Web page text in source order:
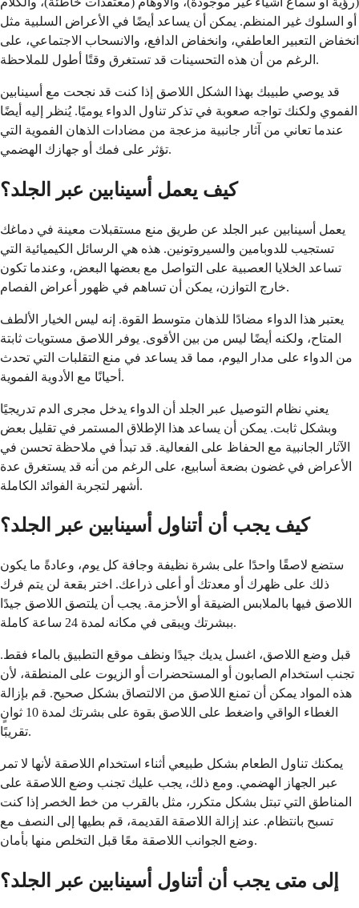
أو السلوك غير المنظم. يمكن أن يساعد أيضًا في الأعراض السلبية مثل
انخفاض التعبير العاطفي، وانخفاض الدافع، والانسحاب الاجتماعي، على
الرغم من أن هذه التحسينات قد تستغرق وقتًا أطول للملاحظة.
قد يوصي طبيبك بهذا الشكل اللاصق إذا كنت قد نجحت مع أسينابين
الفموي ولكنك تواجه صعوبة في تذكر تناول الدواء يوميًا. يُنظر إليه أيضًا
عندما تعاني من آثار جانبية مزعجة من مضادات الذهان الفموية التي
تؤثر على فمك أو جهازك الهضمي.
كيف يعمل أسينابين عبر الجلد؟
يعمل أسينابين عبر الجلد عن طريق منع مستقبلات معينة في دماغك
تستجيب للدوبامين والسيروتونين. هذه هي الرسائل الكيميائية التي
تساعد الخلايا العصبية على التواصل مع بعضها البعض، وعندما تكون
خارج التوازن، يمكن أن تساهم في ظهور أعراض الفصام.
يعتبر هذا الدواء مضادًا للذهان متوسط ​​القوة. إنه ليس الخيار الألطف
المتاح، ولكنه أيضًا ليس من بين الأقوى. يوفر اللاصق مستويات ثابتة
من الدواء على مدار اليوم، مما قد يساعد في منع التقلبات التي تحدث
أحيانًا مع الأدوية الفموية.
يعني نظام التوصيل عبر الجلد أن الدواء يدخل مجرى الدم تدريجيًا
وبشكل ثابت. يمكن أن يساعد هذا الإطلاق المستمر في تقليل بعض
الآثار الجانبية مع الحفاظ على الفعالية. قد تبدأ في ملاحظة تحسن في
الأعراض في غضون بضعة أسابيع، على الرغم من أنه قد يستغرق عدة
أشهر لتجربة الفوائد الكاملة.
كيف يجب أن أتناول أسينابين عبر الجلد؟
ستضع لاصقًا واحدًا على بشرة نظيفة وجافة كل يوم، وعادةً ما يكون
ذلك على ظهرك أو معدتك أو أعلى ذراعك. اختر بقعة لن يتم فرك
اللاصق فيها بالملابس الضيقة أو الأحزمة. يجب أن يلتصق اللاصق جيدًا
ببشرتك ويبقى في مكانه لمدة 24 ساعة كاملة.
قبل وضع اللاصق، اغسل يديك جيدًا ونظف موقع التطبيق بالماء فقط.
تجنب استخدام الصابون أو المستحضرات أو الزيوت على المنطقة، لأن
هذه المواد يمكن أن تمنع اللاصق من الالتصاق بشكل صحيح. قم بإزالة
الغطاء الواقي واضغط على اللاصق بقوة على بشرتك لمدة 10 ثوانٍ
تقريبًا.
يمكنك تناول الطعام بشكل طبيعي أثناء استخدام اللاصقة لأنها لا تمر
عبر الجهاز الهضمي. ومع ذلك، يجب عليك تجنب وضع اللاصقة على
المناطق التي تبتل بشكل متكرر، مثل بالقرب من خط الخصر إذا كنت
تسبح بانتظام. عند إزالة اللاصقة القديمة، قم بطيها إلى النصف مع
وضع الجوانب اللاصقة معًا قبل التخلص منها بأمان.
إلى متى يجب أن أتناول أسينابين عبر الجلد؟